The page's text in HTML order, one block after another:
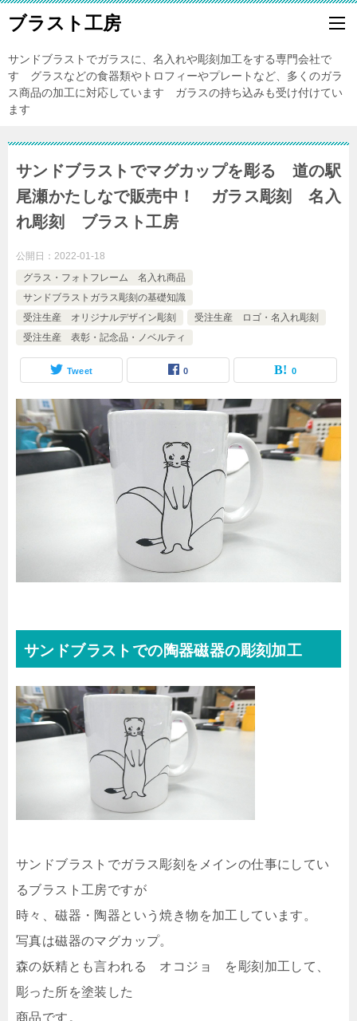
ブラスト工房
サンドブラストでガラスに、名入れや彫刻加工をする専門会社で
す グラスなどの食器類やトロフィーやプレートなど、多くのガラ
ス商品の加工に対応しています ガラスの持ち込みも受け付けてい
ます
サンドブラストでマグカップを彫る 道の駅
尾瀬かたしなで販売中！ ガラス彫刻 名入
れ彫刻 ブラスト工房
公開日： 2022-01-18
グラス・フォトフレーム 名入れ商品
サンドブラストガラス彫刻の基礎知識
受注生産 オリジナルデザイン彫刻
受注生産 ロゴ・名入れ彫刻
受注生産 表彰・記念品・ノベルティ
Tweet 0 0
サンドブラストでの陶器磁器の彫刻加工
サンドブラストでガラス彫刻をメインの仕事にしてい
るブラスト工房ですが
時々、磁器・陶器という焼き物を加工しています。
写真は磁器のマグカップ。
森の妖精とも言われる オコジョ を彫刻加工して、
彫った所を塗装した
商品です。